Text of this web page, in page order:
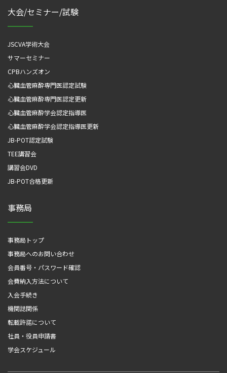
大会/セミナー/試験
JSCVA学術大会
サマーセミナー
CPBハンズオン
心臓血管麻酔専門医認定試験
心臓血管麻酔専門医認定更新
心臓血管麻酔学会認定指導医
心臓血管麻酔学会認定指導医更新
JB-POT認定試験
TEE講習会
講習会DVD
JB-POT合格更新
事務局
事務局トップ
事務局へのお問い合わせ
会員番号・パスワード確認
会費納入方法について
入会手続き
機関誌関係
転載許諾について
社員・役員申請書
学会スケジュール